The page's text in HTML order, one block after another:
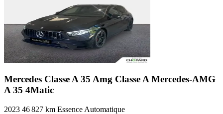
Mercedes Classe A 35 Amg Classe A Mercedes-AMG
A 35 4Matic
2023 46 827 km Essence Automatique